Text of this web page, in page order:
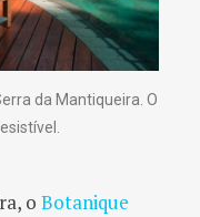
da Mantiqueira. O
o Botanique